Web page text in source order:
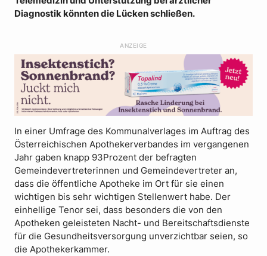
Diagnostik könnten die Lücken schließen.
ANZEIGE
In einer Umfrage des Kommunalverlages im Auftrag des
Österreichischen Apothekerverbandes im vergangenen
Jahr gaben knapp 93Prozent der befragten
Gemeindevertreterinnen und Gemeindevertreter an,
dass die öffentliche Apotheke im Ort für sie einen
wichtigen bis sehr wichtigen Stellenwert habe. Der
einhellige Tenor sei, dass besonders die von den
Apotheken geleisteten Nacht- und Bereitschaftsdienste
für die Gesundheitsversorgung unverzichtbar seien, so
die Apothekerkammer.